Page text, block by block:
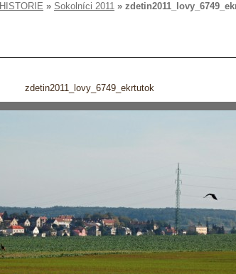
HISTORIE » Sokolníci 2011 »
zdetin2011_lovy_6749_ekrtutok